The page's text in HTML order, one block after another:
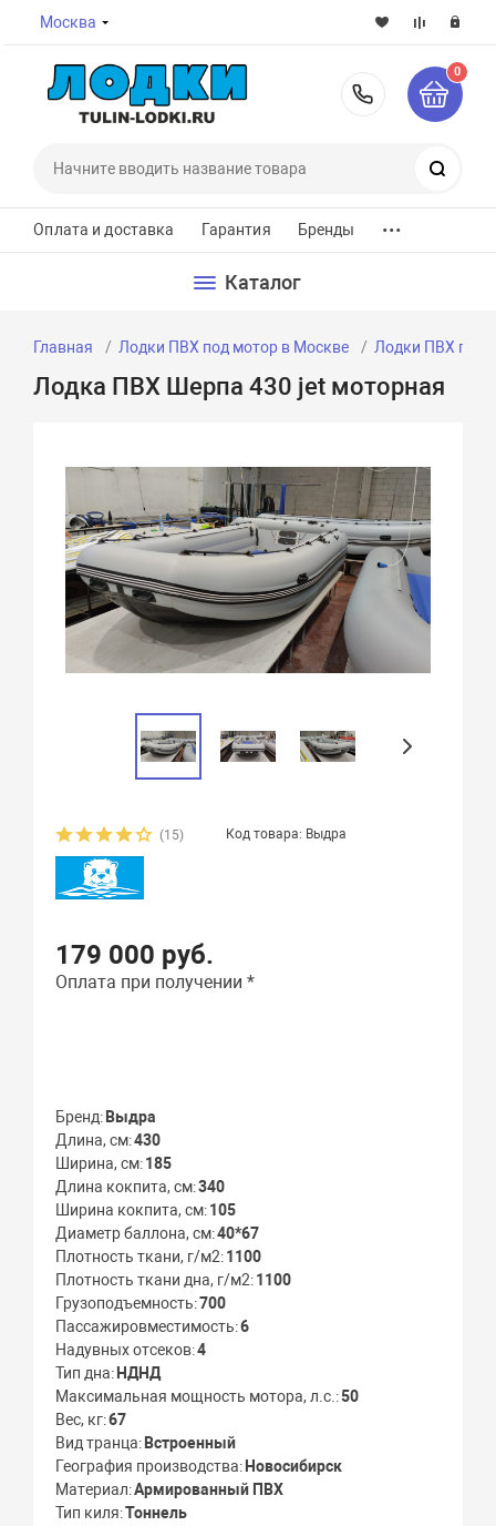
Москва
8-800-
0
Оплата и доставка Гарантия Бренды ...
Каталог
Главная Лодки ПВХ под мотор в Москве Лодки ПВХ под
Лодка ПВХ Шерпа 430 jet моторная
(15) Код товара: Выдра
179 000 руб.
Оплата при получении *
Бренд Выдра
Длина, см 430
Ширина, см 185
Длина кокпита, см 340
Ширина кокпита, см 105
Диаметр баллона, см 40*67
Плотность ткани, г/м2 1100
Плотность ткани дна, г/м2 1100
Грузоподъемность 700
Пассажировместимость 6
Надувных отсеков 4
Тип дна НДНД
Максимальная мощность мотора, л.с. 50
Вес, кг 67
Вид транца Встроенный
География производства Новосибирск
Материал Армированный ПВХ
Тип киля Тоннель